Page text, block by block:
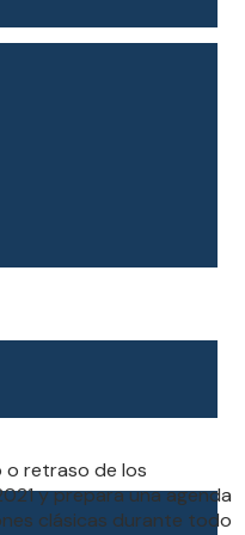
o retraso de los
y prepara una agenda
clásicas durante todo